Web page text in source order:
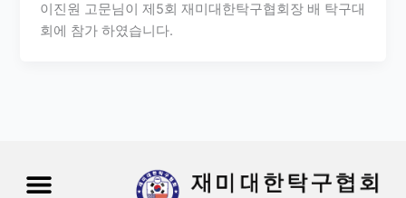
이진원 고문님이 제5회 재미대한탁구협회장 배 탁구대
회에 참가 하였습니다.